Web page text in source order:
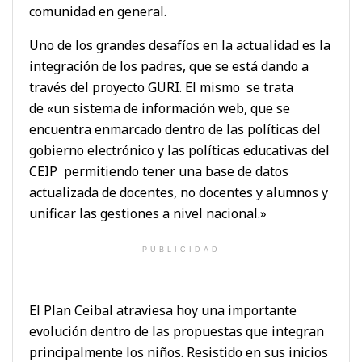
comunidad en general.
Uno de los grandes desafíos en la actualidad es la
integración de los padres, que se está dando a
través del proyecto GURI. El mismo se trata
de «un sistema de información web, que se
encuentra enmarcado dentro de las políticas del
gobierno electrónico y las políticas educativas del
CEIP permitiendo tener una base de datos
actualizada de docentes, no docentes y alumnos y
unificar las gestiones a nivel nacional.»
PUBLICIDAD
El Plan Ceibal atraviesa hoy una importante
evolución dentro de las propuestas que integran
principalmente los niños. Resistido en sus inicios